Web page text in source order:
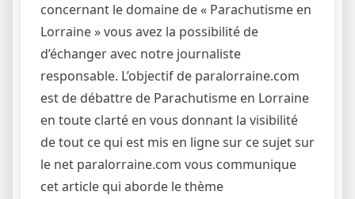
concernant le domaine de « Parachutisme en
Lorraine » vous avez la possibilité de
d’échanger avec notre journaliste
responsable. L’objectif de paralorraine.com
est de débattre de Parachutisme en Lorraine
en toute clarté en vous donnant la visibilité
de tout ce qui est mis en ligne sur ce sujet sur
le net paralorraine.com vous communique
cet article qui aborde le thème